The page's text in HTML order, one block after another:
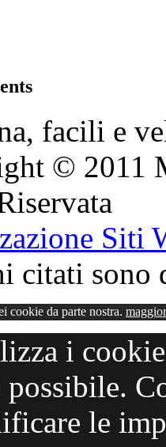
facili e
© 2011
Siti
citati
cookie da parte nostra.
i
le